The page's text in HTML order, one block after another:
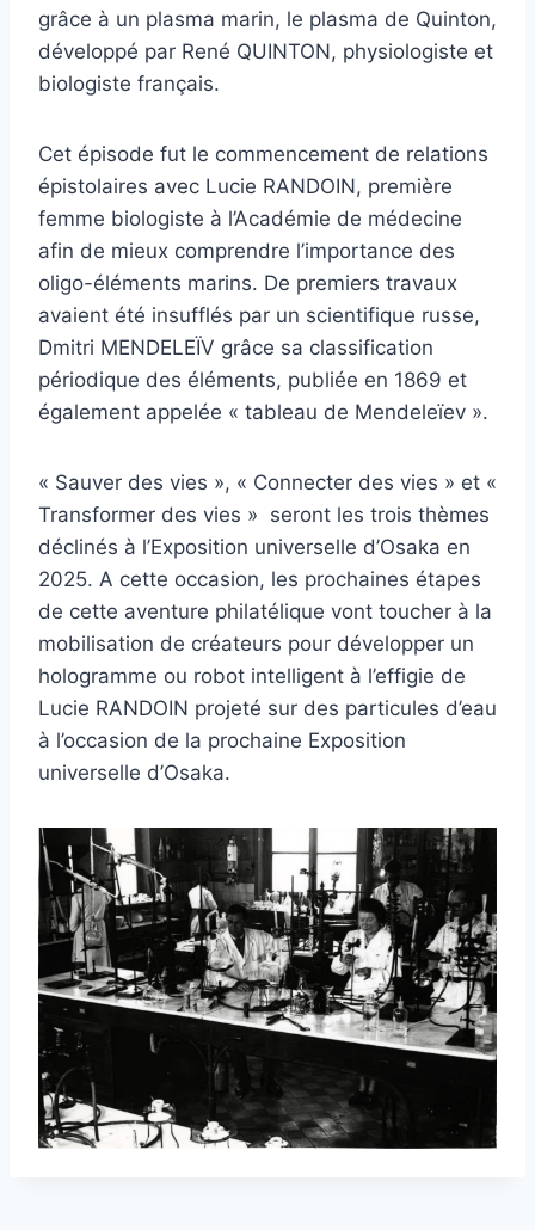
grâce à un plasma marin, le plasma de Quinton,
développé par René QUINTON, physiologiste et
biologiste français.
Cet épisode fut le commencement de relations
épistolaires avec Lucie RANDOIN, première
femme biologiste à l’Académie de médecine
afin de mieux comprendre l’importance des
oligo-éléments marins. De premiers travaux
avaient été insufflés par un scientifique russe,
Dmitri MENDELEÏV grâce sa classification
périodique des éléments, publiée en 1869 et
également appelée « tableau de Mendeleïev ».
« Sauver des vies », « Connecter des vies » et «
Transformer des vies » seront les trois thèmes
déclinés à l’Exposition universelle d’Osaka en
2025. A cette occasion, les prochaines étapes
de cette aventure philatélique vont toucher à la
mobilisation de créateurs pour développer un
hologramme ou robot intelligent à l’effigie de
Lucie RANDOIN projeté sur des particules d’eau
à l’occasion de la prochaine Exposition
universelle d’Osaka.